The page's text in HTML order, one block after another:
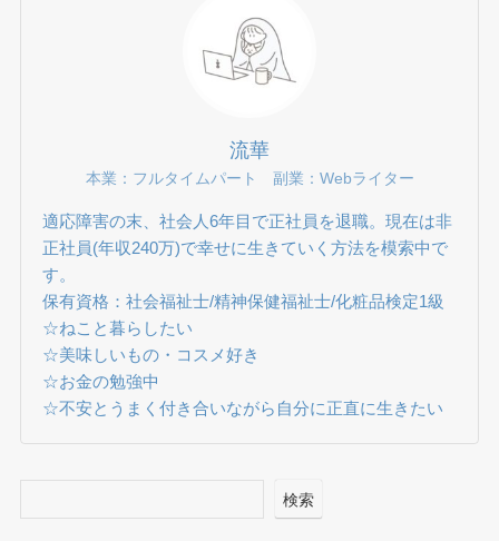
流華
本業：フルタイムパート 副業：Webライター
適応障害の末、社会人6年目で正社員を退職。現在は非
正社員(年収240万)で幸せに生きていく方法を模索中で
す。
保有資格：社会福祉士/精神保健福祉士/化粧品検定1級
☆ねこと暮らしたい
☆美味しいもの・コスメ好き
☆お金の勉強中
☆不安とうまく付き合いながら自分に正直に生きたい
検索